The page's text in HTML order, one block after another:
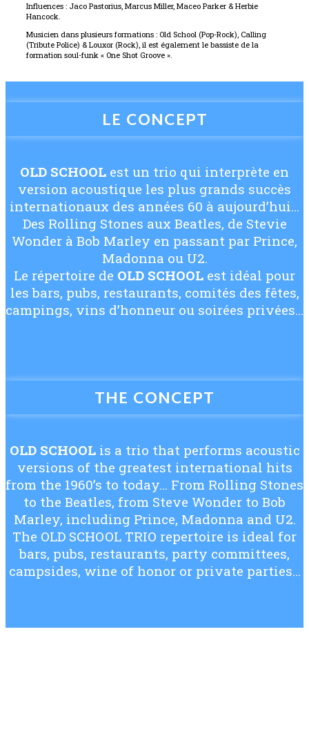
Influences : Jaco Pastorius, Marcus Miller, Maceo Parker & Herbie
Hancock.
Musicien dans plusieurs formations : Old School (Pop-Rock), Calling
(Tribute Police) & Louxor (Rock), il est également le bassiste de la
formation soul-funk « One Shot Groove ».
LE CONCEPT
OLD SCHOOL est un trio qui interprète en
version acoustique les plus grands succès
internationaux des années 60 à aujourd’hui…
Des Rolling Stones aux Beatles, de Stevie
Wonder à Bob Marley en passant par Prince,
Madonna ou U2.
Le répertoire de OLD SCHOOL est idéal pour
les bars, pubs, restaurants, comités des fêtes,
campings, vins d’honneur ou soirées privées…
THE CONCEPT
OLD SCHOOLis a trio that performs acoustic
versions of the greatest international hits
from the 1960’s to today… From Rolling Stones
to the Beatles, from Steve Wonder to Bob
Marley, including Prince, Madonna and U2.
The OLD SCHOOL TRIO repertoire is ideal for
bars, pubs, restaurants, party committees,
campsides, wine of honor or private parties…